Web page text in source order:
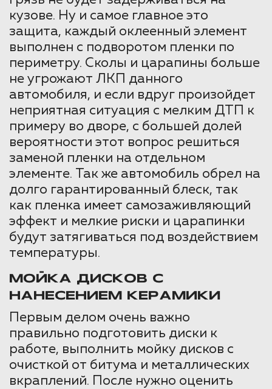
кузове. Ну и самое главное это
защита, каждый оклеенный элемент
выполнен с подворотом пленки по
периметру. Сколы и царапины больше
не угрожают ЛКП данного
автомобиля, и если вдруг произойдет
неприятная ситуация с мелким ДТП к
примеру во дворе, с большей долей
вероятности этот вопрос решиться
заменой пленки на отдельном
элементе. Так же автомобиль обрел на
долго гарантированный блеск, так
как пленка имеет самозаживляющий
эффект и мелкие риски и царапинки
будут затягиваться под воздействием
температуры.
МОЙКА ДИСКОВ С
НАНЕСЕНИЕМ КЕРАМИКИ
Первым делом очень важно
правильно подготовить диски к
работе, выполнить мойку дисков с
очисткой от битума и металлических
вкраплений. После нужно оценить